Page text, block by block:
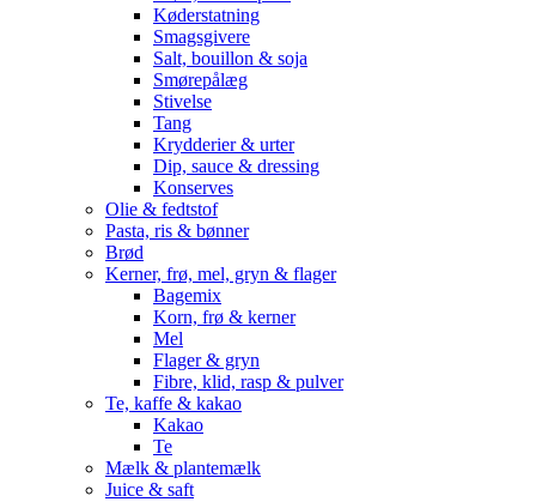
Køderstatning
Smagsgivere
Salt, bouillon & soja
Smørepålæg
Stivelse
Tang
Krydderier & urter
Dip, sauce & dressing
Konserves
Olie & fedtstof
Pasta, ris & bønner
Brød
Kerner, frø, mel, gryn & flager
Bagemix
Korn, frø & kerner
Mel
Flager & gryn
Fibre, klid, rasp & pulver
Te, kaffe & kakao
Kakao
Te
Mælk & plantemælk
Juice & saft